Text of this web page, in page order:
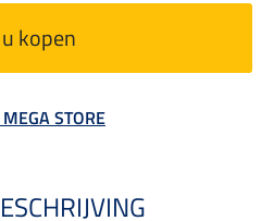
kopen
STORE